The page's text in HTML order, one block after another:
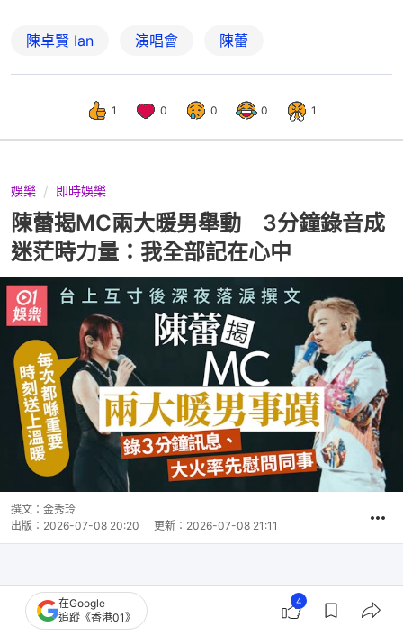
陳卓賢 Ian 演唱會 陳蕾
1 0 0 0 1
娛樂 即時娛樂
陳蕾揭MC兩大暖男舉動 3分鐘錄音成
迷茫時力量：我全部記在心中
撰文： 金秀玲
出版： 2026-07-08 20:20 更新： 2026-07-08 21:11
在Google
追蹤《香港01》
4